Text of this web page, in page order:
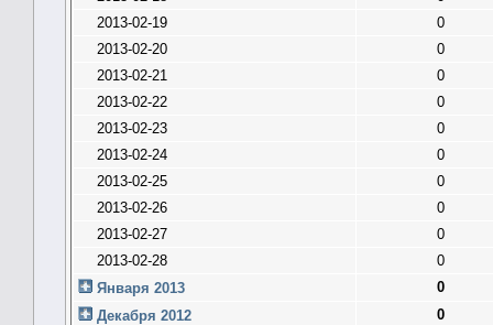
2013-02-19
0
2013-02-20
0
2013-02-21
0
2013-02-22
0
2013-02-23
0
2013-02-24
0
2013-02-25
0
2013-02-26
0
2013-02-27
0
2013-02-28
0
Января 2013
0
Декабря 2012
0